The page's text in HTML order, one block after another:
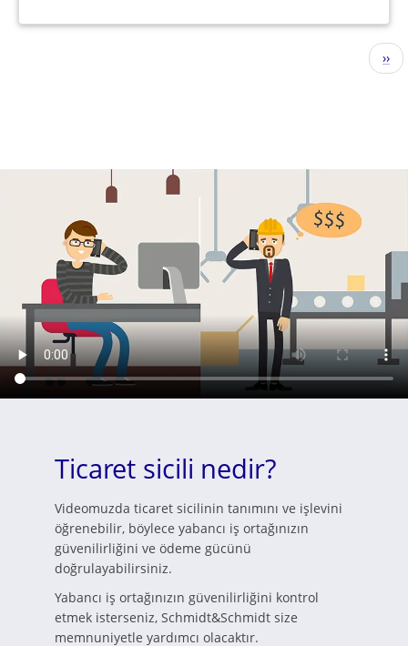
››
Ticaret sicili nedir?
Videomuzda ticaret sicilinin tanımını ve işlevini
öğrenebilir, böylece yabancı iş ortağınızın
güvenilirliğini ve ödeme gücünü
doğrulayabilirsiniz.
Yabancı iş ortağınızın güvenilirliğini kontrol
etmek isterseniz, Schmidt&Schmidt size
memnuniyetle yardımcı olacaktır.